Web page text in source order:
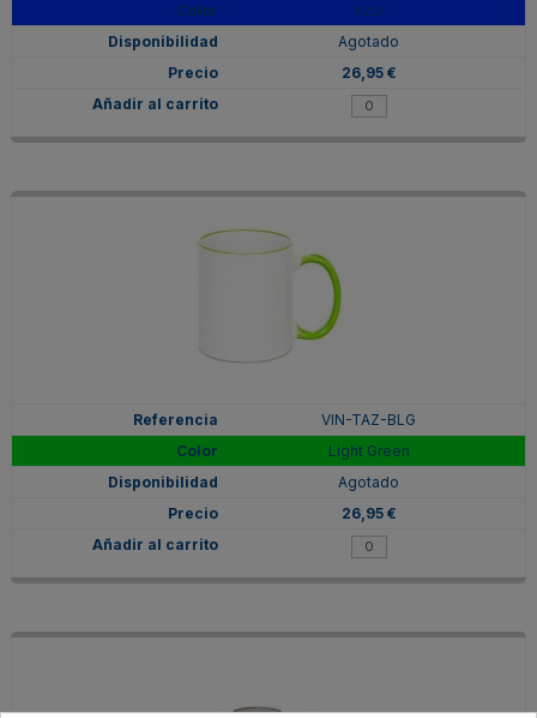
Azul
Agotado
26,95 €
VIN-TAZ-BLG
Light Green
Agotado
26,95 €